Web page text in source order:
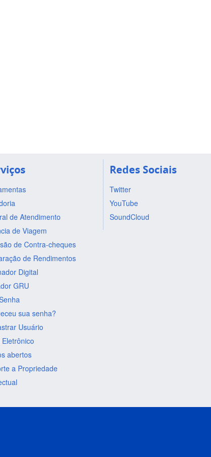
de Atendimento
de Viagem
de Contra-cheques
de Rendimentos
Digital
GRU
sua senha?
Usuário
Eletrônico
abertos
a Propriedade
Redes Sociais
Twitter
YouTube
SoundCloud